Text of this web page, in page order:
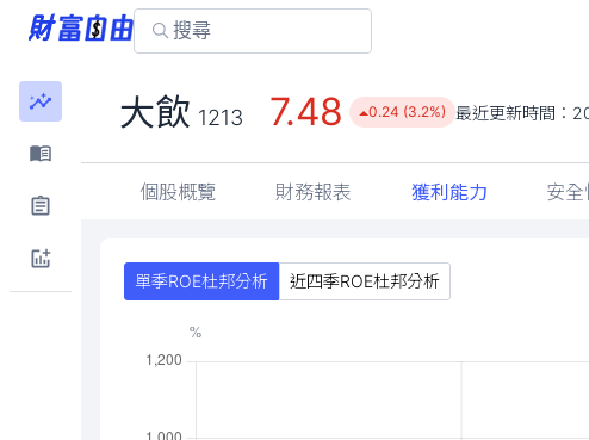
大飲 1213 7.48 0.24 (3.2%) 最近更新時間：
個股概覽 財務報表 獲利能力 安全
單季ROE杜邦分析 近四季ROE杜邦分析